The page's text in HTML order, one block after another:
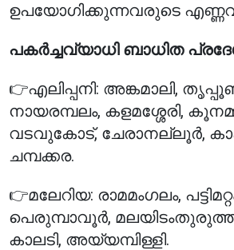
ഉപയോഗിക്കുന്നവരുടെ
പകർച്ചവ്യാധി ബാധിത
👉എലിപ്പനി: അങ്കമാലി,
നായരമ്പലം, കളമശ്ശേരി,
വടവുകോട്, ചേരാനല്ലൂർ,
ചമ്പക്കര.
👉മലേറിയ: രാമമംഗലം,
പെരുമ്പാവൂർ,
കാലടി, അയ്യമ്പിള്ളി.